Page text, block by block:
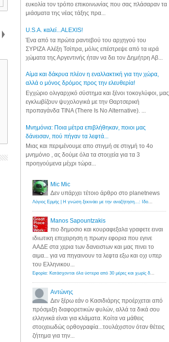
ευκολία τον τρόπο επικοινωνίας που σας πλάσαραν τα
μιάσματα της νέας τάξης πρα...
U.S.A. καλεί...ALEXIS!
Ένα από τα πρώτα ραντεβού του αρχηγού του
ΣΥΡΙΖΑ Αλέξη Τσίπρα, μόλις επέστρεψε από τα ιερά
χώματα της Αργεντινής ήταν να δει τον Δημήτρη Αβ...
Αίμα και δάκρυα πλέον η εναλλακτική για την χώρα,
αλλά ο μόνος δρόμος προς την ελευθερία!
Εγχώριο ολιγαρχικό σύστημα και ξένοι τοκογλύφοι, μας
εγκλωβίζουν ψυχολογικά με την Θαρτσερική
προπαγάνδα TINA (There Is No Alternative). ...
Μνημόνια: Ποια μέτρα επιβλήθηκαν, ποιοι μας
δάνεισαν, πού πήγαν τα λεφτά...
Μιας και περιμένουμε απο στιγμή σε στιγμή το 4ο
μνημόνιο , ας δούμε όλα τα στοιχεία για τα 3
προηγούμενα μέχρι τώρα...
Mic Mic
Δεν υπάρχει τέτοιο άρθρο στο planetnews
Λόγιος Ερμής | Η γνώση ξεκινάει με την αναζήτηση...: Ιδού οι 18 που χρωστούν 11 δις ευρώ!
Manos Sapountzakis
πιο δημοσιο και κουραφεξαλα γραφετε ειναι
ιδιωτικη επιχειρηση η πρωην εφορια που εγινε
ΑΑΔΕ στα χερια των δανειστων και μας πινει το
αιμα... για να πηγαινουν τα λεφτα εξω και οχι υπερ
του Ελληνικου...
Εφορία: Κατάσχονται όλα ύστερα από 30 μέρες και χωρίς δικαστικές αποφάσεις - Λόγιος Ερμής
Αντώνης
Δεν ξέρω εάν ο Κασιδιάρης προέρχεται από
πρόσμιξη διαφορετικών φυλών, αλλά τα δικά σου
ελληνικά είναι για κλάματα. Κοίτα να μάθεις
στοιχειωδώς ορθογραφία...τουλάχιστον όταν θέτεις
ζήτημα για την...